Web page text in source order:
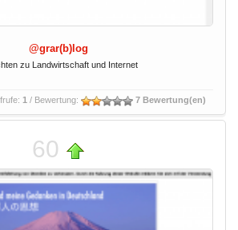
@grar(b)log
zu Landwirtschaft und Internet
1 / Bewertung: 7 Bewertung(en)
60